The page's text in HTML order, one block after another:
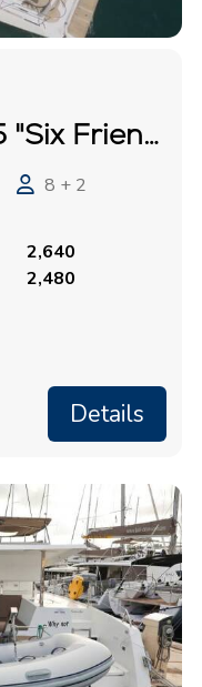
Elan Impression 45 "Six Friends"
8 + 2
2,640
2,480
Details